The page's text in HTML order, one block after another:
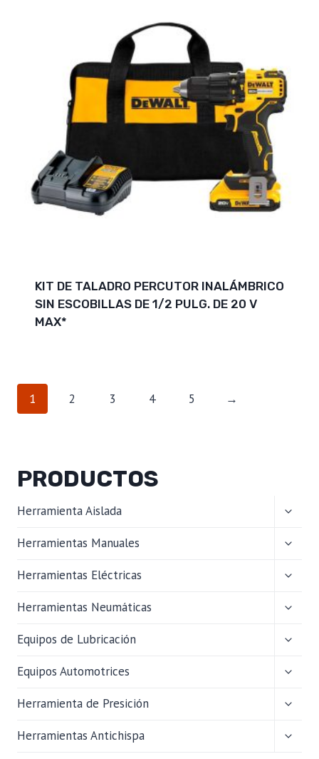
KIT DE TALADRO PERCUTOR INALÁMBRICO
SIN ESCOBILLAS DE 1/2 PULG. DE 20 V
MAX*
1 2 3 4 5 →
PRODUCTOS
Herramienta Aislada
Herramientas Manuales
Herramientas Eléctricas
Herramientas Neumáticas
Equipos de Lubricación
Equipos Automotrices
Herramienta de Presición
Herramientas Antichispa